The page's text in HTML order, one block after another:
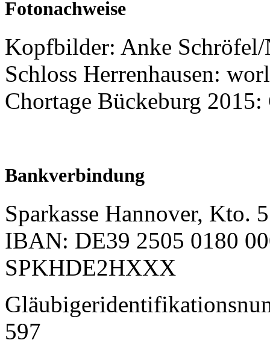
Fotonachweise
Kopfbilder: Anke
Schloss Herrenhausen:
Chortage Bückeburg
Bankverbindung
Sparkasse Hannover, Kto.
IBAN: DE39 2505 0180
SPKHDE2HXXX
597